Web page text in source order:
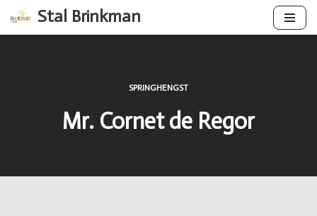
Ga
Stal Brinkman
SPRINGHENGST
Mr. Cornet de Regor